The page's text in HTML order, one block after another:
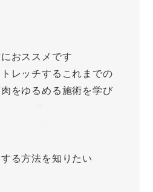
おススメです
レッチするこれまでの
をゆるめる施術を学び
る方法を知りたい